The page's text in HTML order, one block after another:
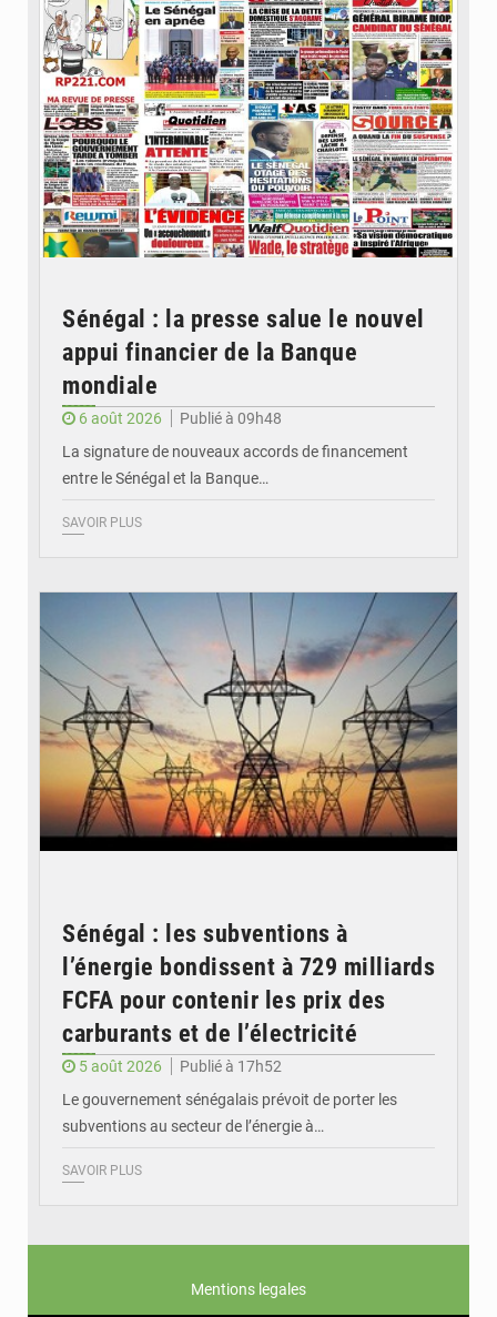
Sénégal : la presse salue le nouvel
appui financier de la Banque
mondiale
6 août 2026
Publié à 09h48
La signature de nouveaux accords de financement
entre le Sénégal et la Banque…
SAVOIR PLUS
Sénégal : les subventions à
l’énergie bondissent à 729 milliards
FCFA pour contenir les prix des
carburants et de l’électricité
5 août 2026
Publié à 17h52
Le gouvernement sénégalais prévoit de porter les
subventions au secteur de l’énergie à…
SAVOIR PLUS
Mentions legales